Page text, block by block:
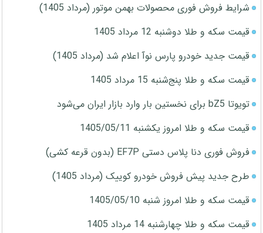
شرایط فروش فوری محصولات بهمن موتور (مرداد 1405)
قیمت سکه و طلا دوشنبه 12 مرداد 1405
قیمت جدید خودرو پارس نوآ اعلام شد (مرداد 1405)
قیمت سکه و طلا پنج‌شنبه 15 مرداد 1405
تویوتا bZ5 برای نخستین بار وارد بازار ایران می‌شود
قیمت سکه و طلا امروز یکشنبه 1405/05/11
فروش فوری دنا پلاس دستی EF7P (بدون قرعه کشی)
طرح جدید پیش فروش خودرو کوییک (مرداد 1405)
قیمت سکه و طلا امروز شنبه 1405/05/10
قیمت سکه و طلا چهارشنبه 14 مرداد 1405